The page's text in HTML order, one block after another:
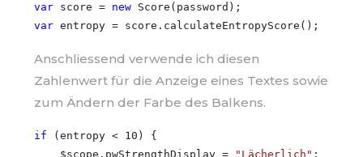
var score = new
var
Anschliessend verwende ich diesen
Zahlenwert für die Anzeige eines Textes sowie
zum Ändern der Farbe des Balkens.
if (entropy < 10) {
    $scope.pwStrengthDisplay =
"Lächerlich" ;